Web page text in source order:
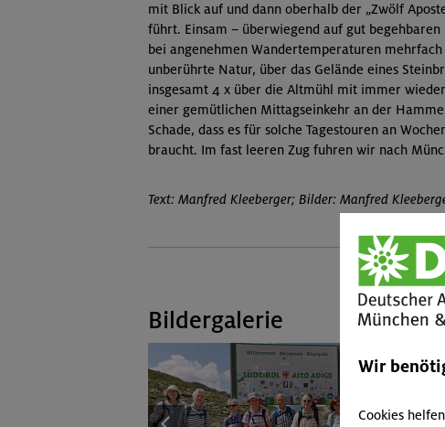
mit Blick auf und dann oberhalb der „Zwölf
führt. Einsam – überwiegend auf gut
bei angenehmen Wandertemperaturen
unberührte Natur, über das Gelände eines
insgesamt 4 x über die Altmühl mit immer
einer gemütlichen Mittagseinkehr an der
Schade, dass es für solche Tagestouren an
braucht. Im fast leeren Zug fuhren wir nach
Text: Manfred Kleeberger; Bilder: Manfred
Bildergalerie
Wir
Cookies